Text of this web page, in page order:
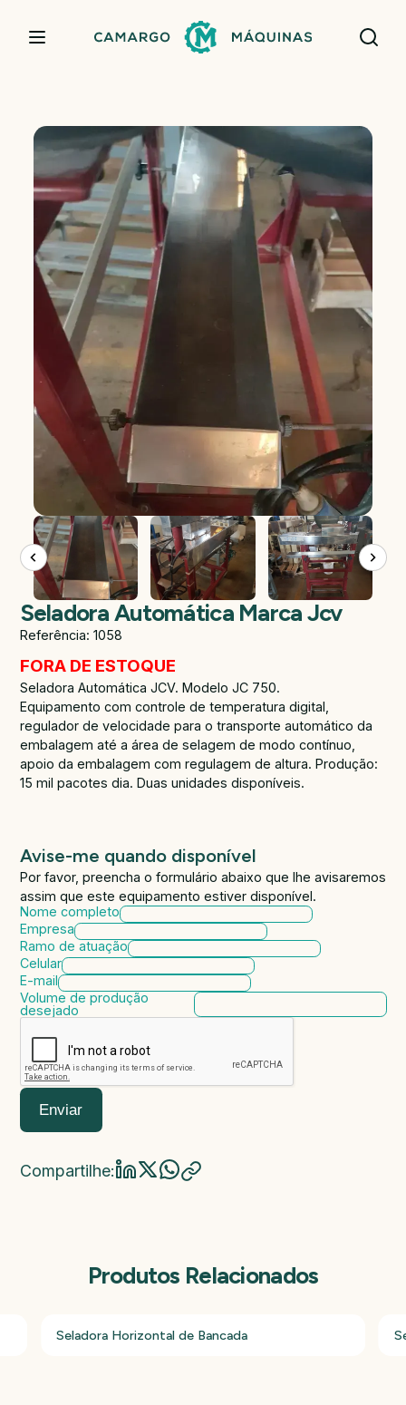
Seladora Automática Marca Jcv
Referência: 1058
FORA DE ESTOQUE
Seladora Automática JCV. Modelo JC 750.
Equipamento com controle de temperatura digital,
regulador de velocidade para o transporte automático da
embalagem até a área de selagem de modo contínuo,
apoio da embalagem com regulagem de altura. Produção:
15 mil pacotes dia. Duas unidades disponíveis.
Avise-me quando disponível
Por favor, preencha o formulário abaixo que lhe avisaremos
assim que este equipamento estiver disponível.
Nome completo
Empresa
Ramo de atuação
Celular
E-mail
Volume de produção
desejado
Enviar
Compartilhe:
Produtos Relacionados
Seladora Horizontal de Bancada